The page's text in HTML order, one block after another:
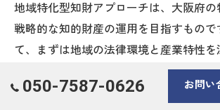
地域特化型知財アプローチは、大阪府の
戦略的な知的財産の運用を目指すもの
て、まずは地域の法律環境と産業特性
とが重要です。大阪府では、特定の産
り、それに応じた知財戦略を構築するこ
050-7587-0626 お問い